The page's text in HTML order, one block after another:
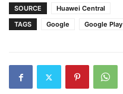
SOURCE
Huawei Central
TAGS
Google Google Play